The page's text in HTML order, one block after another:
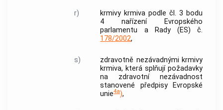
r) krmivy krmiva podle čl. 3 bodu
4 nařízení Evropského
parlamentu a Rady (ES) č.
178/2002,
s)
zdravotně nezávadnými krmivy
krmiva, která splňují požadavky
na zdravotní nezávadnost
stanovené předpisy Evropské
unie4a),